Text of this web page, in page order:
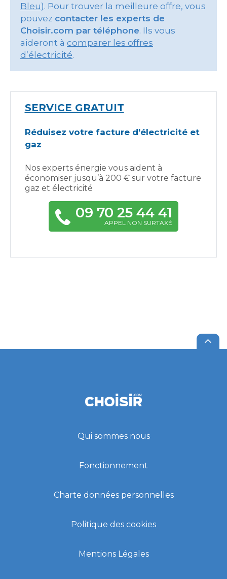
Bleu). Pour trouver la meilleure offre, vous
pouvez contacter les experts de
Choisir.com par téléphone. Ils vous
aideront à comparer les offres
d’électricité.
SERVICE GRATUIT
Réduisez votre facture d’électricité et
gaz
Nos experts énergie vous aident à
économiser jusqu’à 200 € sur votre facture
gaz et électricité
09 70 25 44 41
APPEL NON SURTAXÉ
Qui sommes nous
Fonctionnement
Charte données personnelles
Politique des cookies
Mentions Légales